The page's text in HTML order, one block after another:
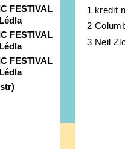
FESTIVAL
FESTIVAL
FESTIVAL
1 kredit
2
3 Neil